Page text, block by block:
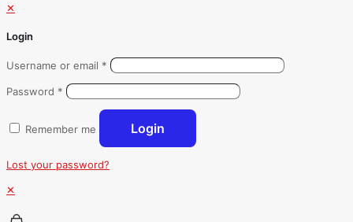
✕
Login
Username or email *
Password *
Remember me Login
Lost your password?
✕